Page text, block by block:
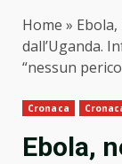
Home »
dall’Uganda.
“nessun
Cronaca
Ebola,